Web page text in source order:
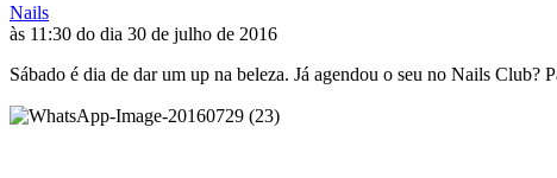
Nails
às 11:30 do dia 30 de julho de 2016
Sábado é dia de dar um up na beleza. Já agendou o seu no Nails Club?